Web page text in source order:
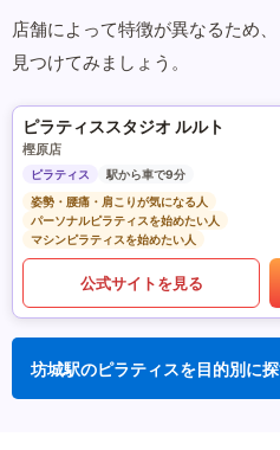
店舗によって特徴が異なるため
見つけてみましょう。
ピラティススタジオ ルルト
樫原店
ピラティス
駅から車で9分
姿勢・腰痛・肩こりが気になる人
パーソナルピラティスを始めたい人
マシンピラティスを始めたい人
公式サイトを見る
坊城駅のピラティスを目的別に